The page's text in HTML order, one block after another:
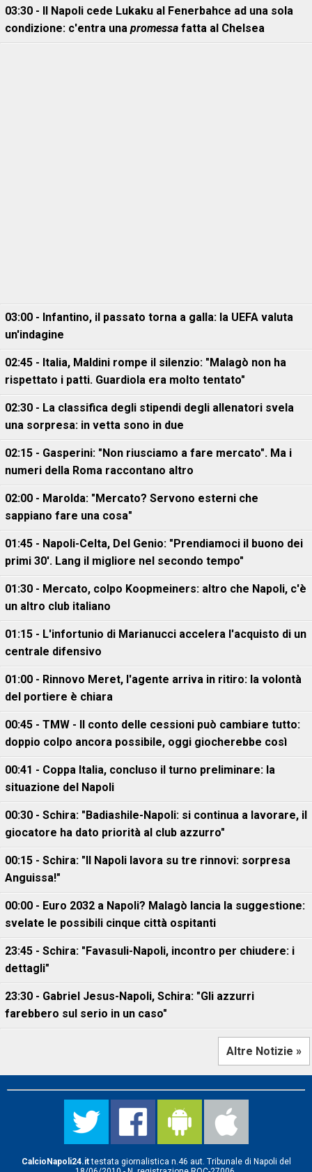
03:30 - Il Napoli cede Lukaku al Fenerbahce ad una sola
condizione: c'entra una promessa fatta al Chelsea
03:00 - Infantino, il passato torna a galla: la UEFA valuta
un'indagine
02:45 - Italia, Maldini rompe il silenzio: "Malagò non ha
rispettato i patti. Guardiola era molto tentato"
02:30 - La classifica degli stipendi degli allenatori svela
una sorpresa: in vetta sono in due
02:15 - Gasperini: "Non riusciamo a fare mercato". Ma i
numeri della Roma raccontano altro
02:00 - Marolda: "Mercato? Servono esterni che
sappiano fare una cosa"
01:45 - Napoli-Celta, Del Genio: "Prendiamoci il buono dei
primi 30'. Lang il migliore nel secondo tempo"
01:30 - Mercato, colpo Koopmeiners: altro che Napoli, c'è
un altro club italiano
01:15 - L'infortunio di Marianucci accelera l'acquisto di un
centrale difensivo
01:00 - Rinnovo Meret, l'agente arriva in ritiro: la volontà
del portiere è chiara
00:45 - TMW - Il conto delle cessioni può cambiare tutto:
doppio colpo ancora possibile, oggi giocherebbe così
00:41 - Coppa Italia, concluso il turno preliminare: la
situazione del Napoli
00:30 - Schira: "Badiashile-Napoli: si continua a lavorare, il
giocatore ha dato priorità al club azzurro"
00:15 - Schira: "Il Napoli lavora su tre rinnovi: sorpresa
Anguissa!"
00:00 - Euro 2032 a Napoli? Malagò lancia la suggestione:
svelate le possibili cinque città ospitanti
23:45 - Schira: "Favasuli-Napoli, incontro per chiudere: i
dettagli"
23:30 - Gabriel Jesus-Napoli, Schira: "Gli azzurri
farebbero sul serio in un caso"
Altre Notizie »
CalcioNapoli24.ittestata giornalistica n.46 aut. Tribunale di Napoli del